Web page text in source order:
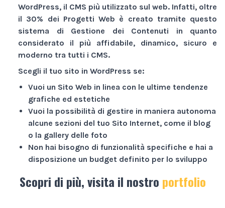
WordPress, il CMS più utilizzato sul web. Infatti, oltre
il 30% dei Progetti Web è creato tramite questo
sistema di Gestione dei Contenuti in quanto
considerato il più affidabile, dinamico, sicuro e
moderno tra tutti i CMS.
Scegli il tuo sito in WordPress se:
Vuoi un Sito Web in linea con le ultime tendenze
grafiche ed estetiche
Vuoi la possibilità di gestire in maniera autonoma
alcune sezioni del tuo Sito Internet, come il blog
o la gallery delle foto
Non hai bisogno di funzionalità specifiche e hai a
disposizione un budget definito per lo sviluppo
Scopri di più, visita il nostro portfolio